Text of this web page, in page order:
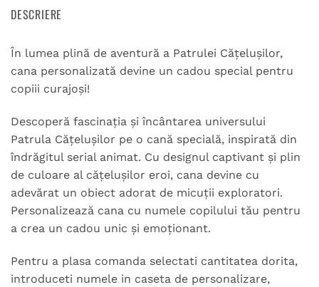
DESCRIERE
În lumea plină de aventură a Patrulei Cățelușilor,
cana personalizată devine un cadou special pentru
copiii curajoși!
Descoperă fascinația și încântarea universului
Patrula Cățelușilor pe o cană specială, inspirată din
îndrăgitul serial animat. Cu designul captivant și plin
de culoare al cățelușilor eroi, cana devine cu
adevărat un obiect adorat de micuții exploratori.
Personalizează cana cu numele copilului tău pentru
a crea un cadou unic și emoționant.
Pentru a plasa comanda selectati cantitatea dorita,
introduceti numele in caseta de personalizare,